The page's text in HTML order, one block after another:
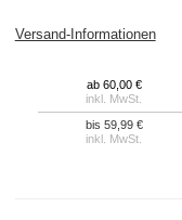
Versand-Informationen
ab 60,00 €
inkl. MwSt.
bis 59,99 €
inkl. MwSt.